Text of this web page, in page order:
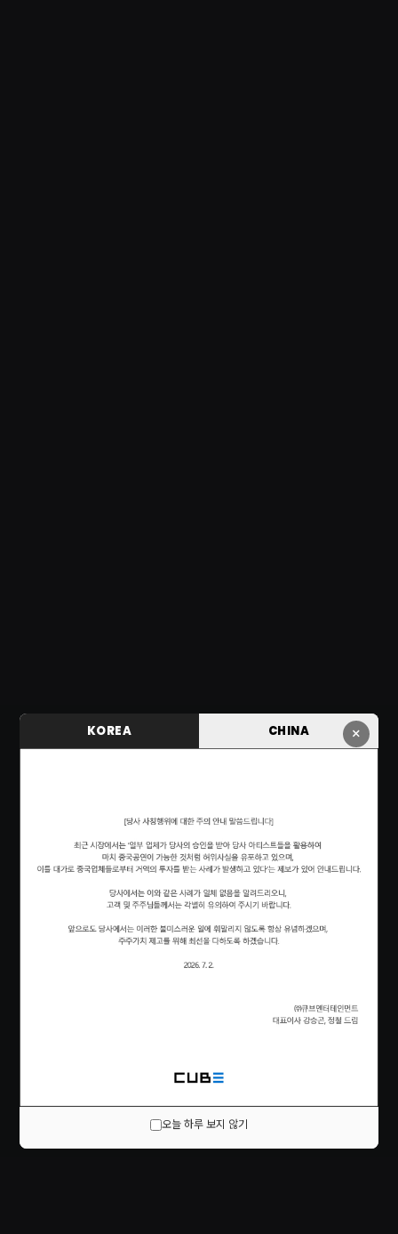
×
KOREA CHINA
오늘 하루 보지 않기